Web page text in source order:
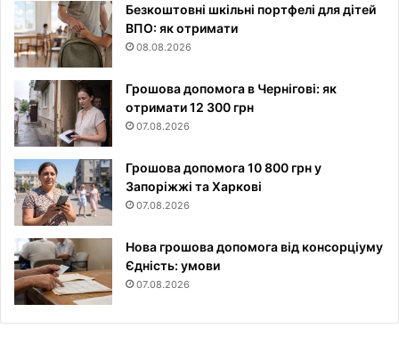
Безкоштовні шкільні портфелі для дітей
ВПО: як отримати
08.08.2026
Грошова допомога в Чернігові: як
отримати 12 300 грн
07.08.2026
Грошова допомога 10 800 грн у
Запоріжжі та Харкові
07.08.2026
Нова грошова допомога від консорціуму
Єдність: умови
07.08.2026